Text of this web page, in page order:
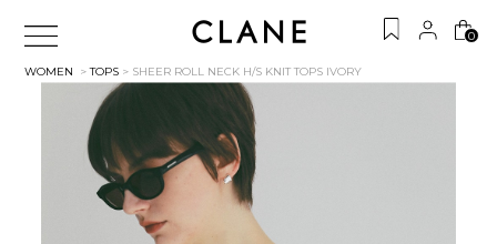
0
WOMEN >TOPS > SHEER ROLL NECK H/S KNIT TOPS IVORY